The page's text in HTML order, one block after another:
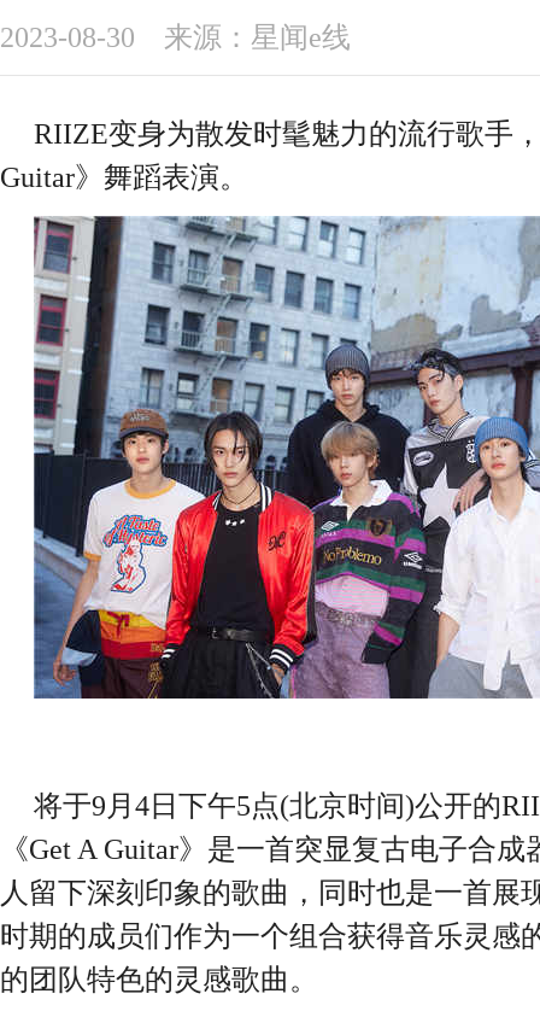
2023-08-30 来源：星闻e线
RIIZE变身为散发时髦魅力的流行歌手
Guitar》舞蹈表演。
将于9月4日下午5点(北京时间)公开的
《Get A Guitar》是一首突显复古电子合
人留下深刻印象的歌曲，同时也是一首展
时期的成员们作为一个组合获得音乐灵感
的团队特色的灵感歌曲。